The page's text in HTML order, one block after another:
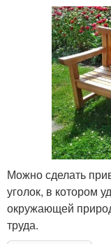
Можно сделать
уголок, в котором
окружающей
труда.